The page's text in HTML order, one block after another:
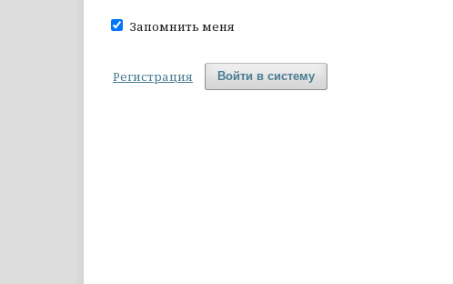
Запомнить меня
Войти в систему
Регистрация